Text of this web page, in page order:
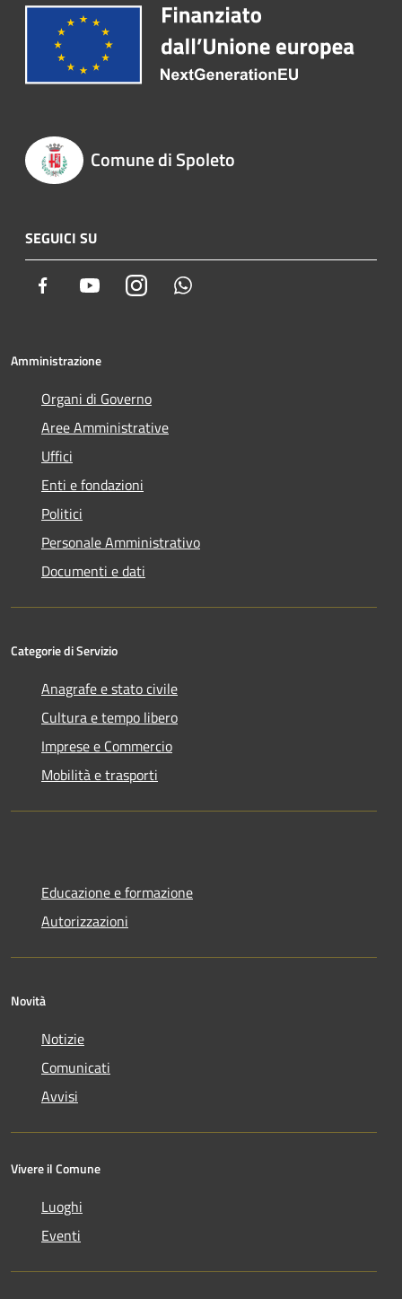
Comune di Spoleto
SEGUICI SU
Facebook YoutubeInstagram
Amministrazione
Organi di Governo
Aree Amministrative
Uffici
Enti e fondazioni
Politici
Personale Amministrativo
Documenti e dati
Categorie di Servizio
Anagrafe e stato civile
Cultura e tempo libero
Imprese e Commercio
Mobilità e trasporti
Educazione e formazione
Autorizzazioni
Novità
Notizie
Comunicati
Avvisi
Vivere il Comune
Luoghi
Eventi